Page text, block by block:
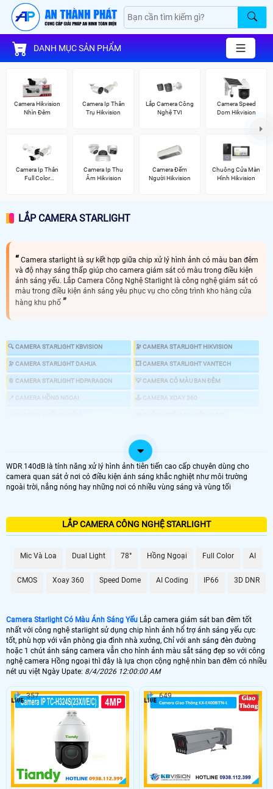
DANH MỤC SẢN PHẨM
Camera Hikvision
Nhìn Đêm
Camera Ip Thân
Trụ Hikvision
Lắp Camera Công
Nghệ TVI
Camera Speed
Dom Hikvision
Camera Ip Thân
Full Color
Camera Ip Thu
Âm Hikvision
Camera Đếm
Người Hikvision
Chuông Cửa Màn
Hình Hikvision
LẮP CAMERA STARLIGHT
Camera starlight là sự kết hợp giữa chip xử lý hình ảnh có màu ban đêm
và độ nhạy sáng thấp giúp cho camera giám sát có màu trong điều kiện
ánh sáng yếu. Lắp Camera Công Nghệ Starlight là công nghệ giám sát có
màu trong điều kiện ánh sáng yêu phục vụ cho công trình kho hàng cửa
hàng khu phố
🔍 CAMERA STARLIGHT KBVISION 🔭 CAMERA STARLIGHT HIKVISION
🔭 CAMERA STARLIGHT DAHUA 💥 CAMERA STARLIGHT VANTECH
📎 CAMERA STARLIGHT HDPARAGON 💡 CAMERA CÓ MÀU BAN ĐÊM
📍 CAMERA HỒNG NGOẠI 🕹 CAMERA XOAY 360
🌜 TÌM HIỂU VỀ CMAERA STARLIGHT
ảnh màu sắc tương tự như ban ngày mà không cần phải có đèn chiếu sáng
hổ trợ.Camera starlightnên dùng cho những công trình làm việc ban đêm
1.500.000 VNĐ kx-s2001c4
2.10.000 VNĐ HFW2230SP-S-S2
💥 Lắp Camera Starlight Hikvision
1.400,000 VNĐ DS-2CE71D8T-PIRL
💙 Lắp Camera Wifi Starlight
1.700.000 VNĐ Ebitcam EBO2
🥈 Lắp Camera Starlight Trọn Bộ
1.700.000 VNĐ Camera Dahua
WDR 140dB là tính năng xử lý hình ảnh tiên tiến cao cấp chuyên dùng cho
camera quan sát ở nơi có điều kiện ánh sáng khắc nghiệt như môi trường
ngoài trời, nắng nóng hay những nơi có nhiều vùng sáng và vùng tối
LẮP CAMERA CÔNG NGHỆ STARLIGHT
Mic Và Loa Dual Light 78° Hồng Ngoại Full Color AI
CMOS Xoay 360 Speed Dome AI Coding IP66 3D DNR
Camera Starlight Có Màu Ánh Sáng Yếu Lắp camera giám sát ban đêm tốt
nhất với công nghệ starlight sử dụng chip hình ảnh hổ trợ ánh sáng yếu cực
tốt, phù hợp với văn phòng gia đình nhà xưởng, Chỉ với anh sáng đèn đường
hoặc 1 chút ánh sáng camera vẫn cho hình ảnh màu sắt sáng đẹp so với công
nghệ camera Hồng ngoại thì đây là lựa chọn cộng nghệ nhìn ban đêm có nhiều
nét ưu việt Ngày Upate: 8/4/2026 12:00:00 AM
357 649